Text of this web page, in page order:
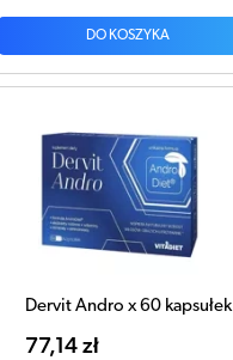
DO KOSZYKA
Dervit Andro x 60 kapsułek
77,14 zł